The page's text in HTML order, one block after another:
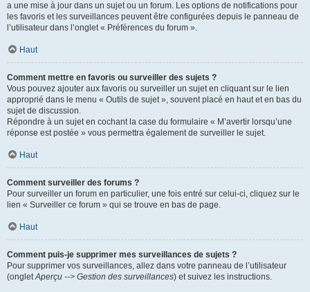
a une mise à jour dans un sujet ou un forum. Les options de notifications pour
les favoris et les surveillances peuvent être configurées depuis le panneau de
l’utilisateur dans l’onglet « Préférences du forum ».
Haut
Comment mettre en favoris ou surveiller des sujets ?
Vous pouvez ajouter aux favoris ou surveiller un sujet en cliquant sur le lien
approprié dans le menu « Outils de sujet », souvent placé en haut et en bas du
sujet de discussion.
Répondre à un sujet en cochant la case du formulaire « M’avertir lorsqu’une
réponse est postée » vous permettra également de surveiller le sujet.
Haut
Comment surveiller des forums ?
Pour surveiller un forum en particulier, une fois entré sur celui-ci, cliquez sur le
lien « Surveiller ce forum » qui se trouve en bas de page.
Haut
Comment puis-je supprimer mes surveillances de sujets ?
Pour supprimer vos surveillances, allez dans votre panneau de l’utilisateur
(ongletAperçu --> Gestion des surveillances) et suivez les instructions.